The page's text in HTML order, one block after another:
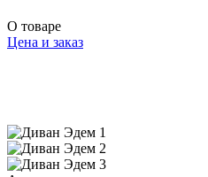
О товаре
Цена и заказ